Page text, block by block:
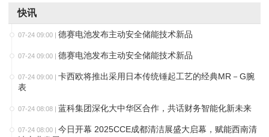
快讯
07-24 09:00 德赛电池发布主动安全储能技术新品
07-24 09:00 德赛电池发布主动安全储能技术新品
07-24 09:00
卡西欧将推出采用日本传统锤起工艺的经典MR－G腕
表
07-24 08:08 蓝科集团深化大中华区合作，共话财务智能化新未来
07-24 08:00
今日开幕 2025CCE成都清洁展盛大启幕，赋能西南清